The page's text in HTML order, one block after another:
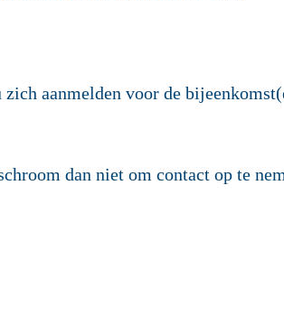
aanmelden voor de
dan niet om contact op te